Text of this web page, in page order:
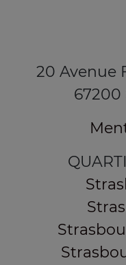
20 Avenue
67200